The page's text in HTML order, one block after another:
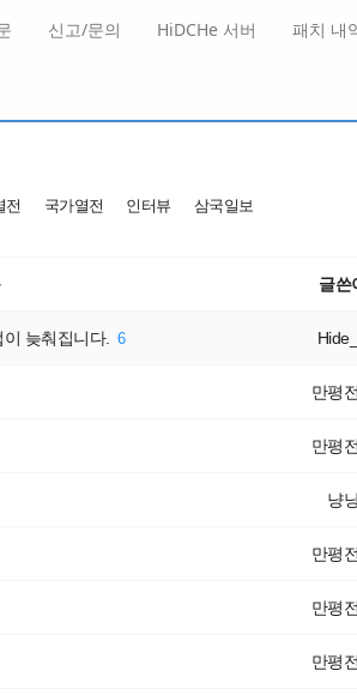
신고/문의 HiDCHe 서버 패치 내
전 국가열전 인터뷰 삼국일보
글쓴
늦춰집니다. 6
만평
만평
냥
만평
만평
만평